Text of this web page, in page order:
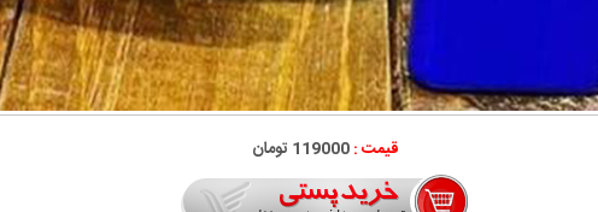
قیمت :119000 تومان